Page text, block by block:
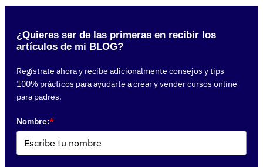
¿Quieres ser de las primeras en recibir los
artículos de mi BLOG?
Regístrate ahora y recibe adicionalmente consejos y tips
100% prácticos para ayudarte a crear y vender cursos online
para padres.
Nombre:*